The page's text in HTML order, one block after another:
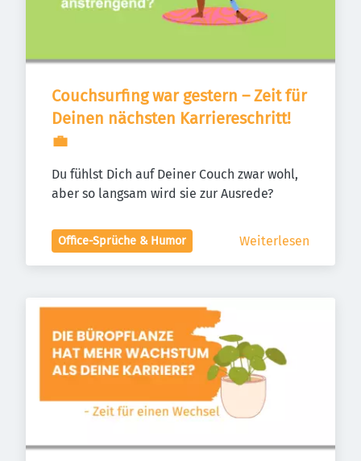
Couchsurfing war gestern – Zeit für
Deinen nächsten Karriereschritt!
💼
Du fühlst Dich auf Deiner Couch zwar wohl,
aber so langsam wird sie zur Ausrede?
Office-Sprüche & Humor Weiterlesen